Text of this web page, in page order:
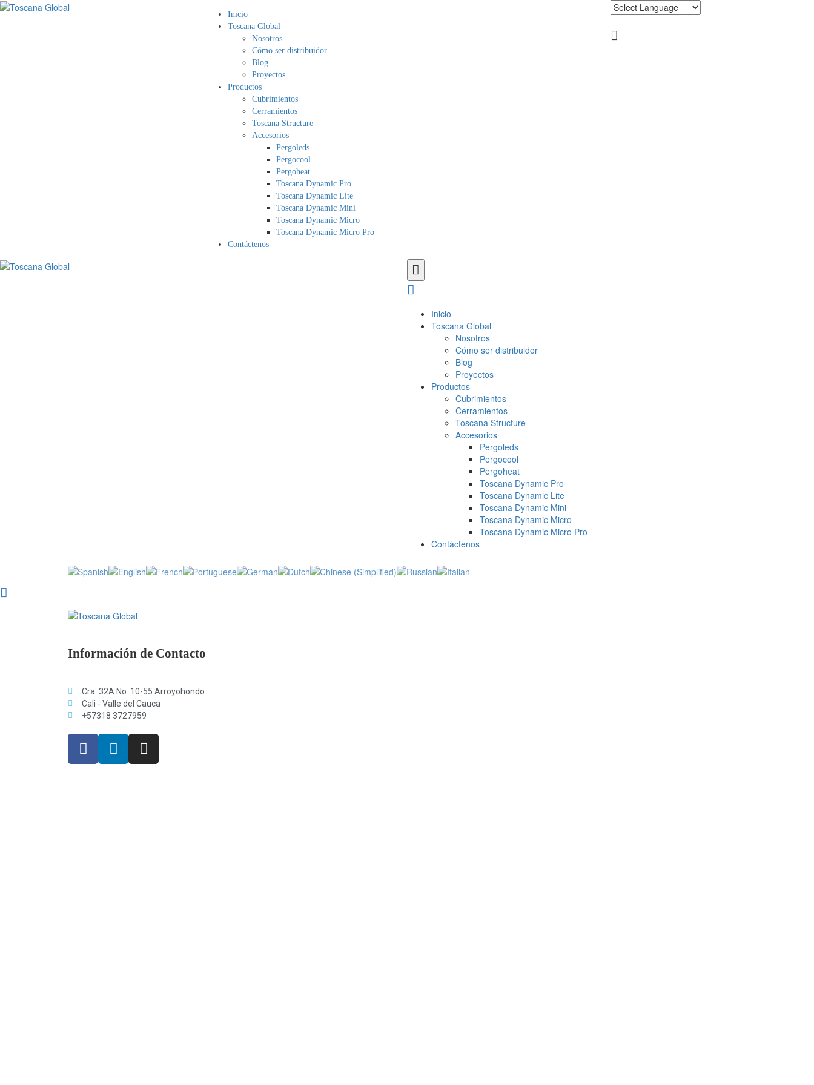
Inicio
Toscana Global
Nosotros
Cómo ser distribuidor
Blog
Proyectos
Productos
Cubrimientos
Cerramientos
Toscana Structure
Accesorios
Pergoleds
Pergocool
Pergoheat
Toscana Dynamic Pro
Toscana Dynamic Lite
Toscana Dynamic Mini
Toscana Dynamic Micro
Toscana Dynamic Micro Pro
Contáctenos
Inicio
Toscana Global
Nosotros
Cómo ser distribuidor
Blog
Proyectos
Productos
Cubrimientos
Cerramientos
Toscana Structure
Accesorios
Pergoleds
Pergocool
Pergoheat
Toscana Dynamic Pro
Toscana Dynamic Lite
Toscana Dynamic Mini
Toscana Dynamic Micro
Toscana Dynamic Micro Pro
Contáctenos
Información de Contacto
Cra. 32A No. 10-55 Arroyohondo
Cali - Valle del Cauca
+57318 3727959